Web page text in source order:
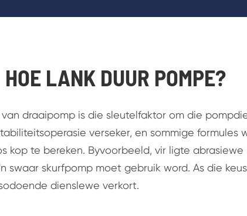
HOE LANK DUUR POMPE?
van draaipomp is die sleutelfaktor om die
verseker, en sommige formules
kop te bereken. Byvoorbeeld, vir ligte
swaar skurfpomp moet gebruik word. As die
dienslewe verkort.